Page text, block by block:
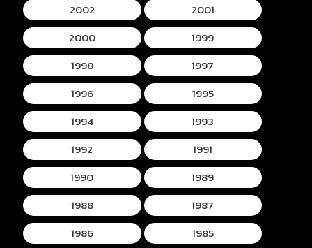
2002
2001
2000
1999
1998
1997
1996
1995
1994
1993
1992
1991
1990
1989
1988
1987
1986
1985